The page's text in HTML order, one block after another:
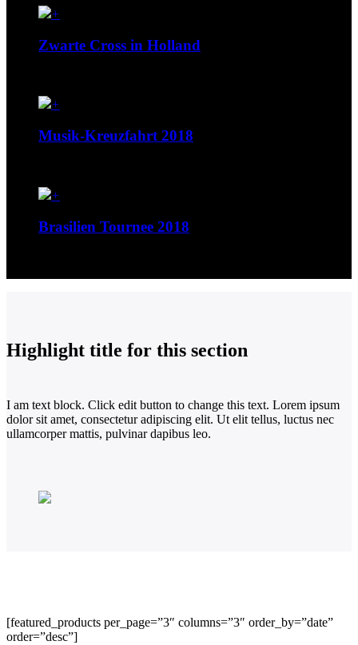
+
Zwarte Cross in Holland
+
Musik-Kreuzfahrt 2018
+
Brasilien Tournee 2018
Highlight title for this section
I am text block. Click edit button to change this text. Lorem ipsum
dolor sit amet, consectetur adipiscing elit. Ut elit tellus, luctus nec
ullamcorper mattis, pulvinar dapibus leo.
[featured_products per_page=”3″ columns=”3″ order_by=”date”
order=”desc”]